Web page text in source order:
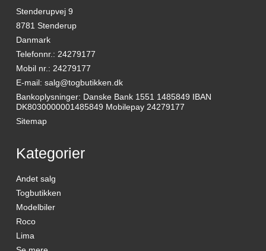
Stenderupvej 9
8781 Stenderup
Danmark
Telefonnr. : 24279177
Mobil nr. : 24279177
E-mail: salg@togbutikken.dk
Bankoplysninger: Danske Bank 1551 1485849 IBAN
DK8030000001485849 Mobilepay 24279177
Sitemap
Kategorier
Andet salg
Togbutikken
Modelbiler
Roco
Lima